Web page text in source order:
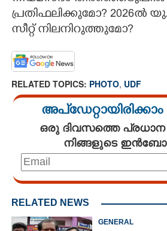
പ്രതിഫലിക്കുമോ? 2026ൽ
സീറ്റ് നിലനിറുത്തുമോ?
RELATED TOPICS: PHOTO, UDF
ഒരു ദിവസത്തെ
നിങ്ങളുടെ
RELATED NEWS
GENERAL